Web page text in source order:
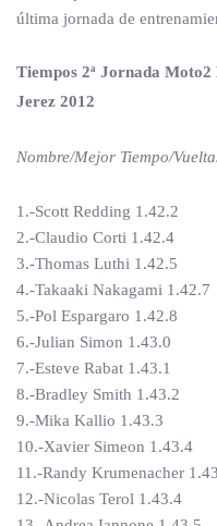
última jornada de
Tiempos 2ª Jornada
Jerez 2012
Nombre/Mejor Tiempo/
1.-Scott Redding 1.42.2
2.-Claudio Corti 1.42.4
3.-Thomas Luthi 1.42.5
4.-Takaaki Nakagami 1.42.7
5.-Pol Espargaro 1.42.8
6.-Julian Simon 1.43.0
7.-Esteve Rabat 1.43.1
8.-Bradley Smith 1.43.2
9.-Mika Kallio 1.43.3
10.-Xavier Simeon 1.43.4
11.-Randy Krumenacher
12.-Nicolas Terol 1.43.4